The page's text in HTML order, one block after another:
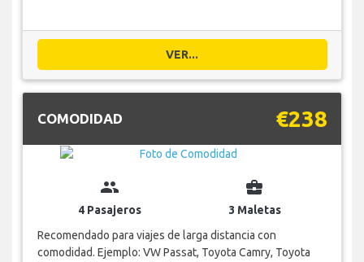
VER...
COMODIDAD €238
group
4 Pasajeros
business_center
3 Maletas
Recomendado para viajes de larga distancia con
comodidad. Ejemplo: VW Passat, Toyota Camry, Toyota